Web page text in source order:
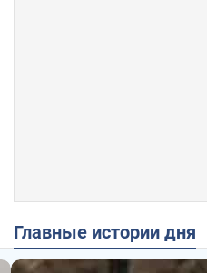
Главные истории дня